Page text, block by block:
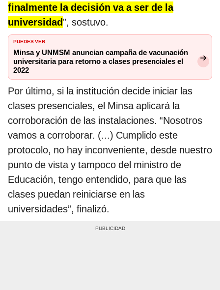
finalmente la decisión va a ser de la
universidad”, sostuvo.
PUEDES VER
Minsa y UNMSM anuncian campaña de vacunación
universitaria para retorno a clases presenciales el
2022
Por último, si la institución decide iniciar las
clases presenciales, el Minsa aplicará la
corroboración de las instalaciones. “Nosotros
vamos a corroborar. (...) Cumplido este
protocolo, no hay inconveniente, desde nuestro
punto de vista y tampoco del ministro de
Educación, tengo entendido, para que las
clases puedan reiniciarse en las
universidades”, finalizó.